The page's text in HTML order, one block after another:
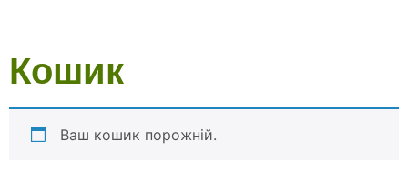
Кошик
Ваш кошик порожній.